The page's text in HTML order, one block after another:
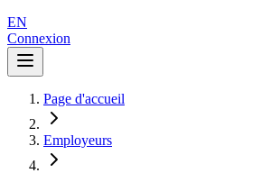
EN
Connexion
Page d'accueil
Employeurs